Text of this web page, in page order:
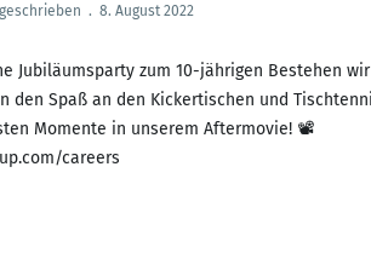
. 8. August 2022
Jubiläumsparty zum 10-jährigen Bestehen
den Spaß an den Kickertischen und
Momente in unserem Aftermovie! 📽
careers